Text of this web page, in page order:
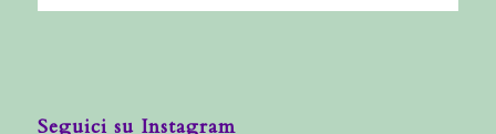
Seguici su Instagram